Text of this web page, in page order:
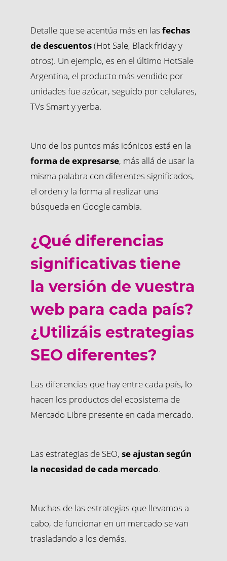
Detalle que se acentúa más en las fechas
de descuentos(Hot Sale, Black friday y
otros). Un ejemplo, es en el último HotSale
Argentina, el producto más vendido por
unidades fue azúcar, seguido por celulares,
TVs Smart y yerba.
Uno de los puntos más icónicos está en la
forma de expresarse, más allá de usar la
misma palabra con diferentes significados,
el orden y la forma al realizar una
búsqueda en Google cambia.
¿Qué diferencias
significativas tiene
la versión de vuestra
web para cada país?
¿Utilizáis estrategias
SEO diferentes?
Las diferencias que hay entre cada país, lo
hacen los productos del ecosistema de
Mercado Libre presente en cada mercado.
Las estrategias de SEO, se ajustan según
la necesidad de cada mercado.
Muchas de las estrategias que llevamos a
cabo, de funcionar en un mercado se van
trasladando a los demás.